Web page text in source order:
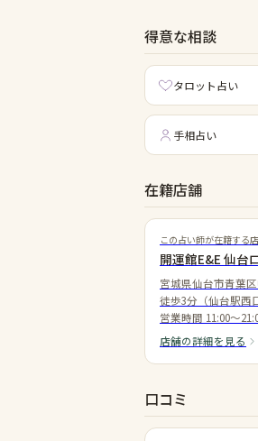
得意な相談
タロット占い
手相占い
在籍店舗
この占い師が在籍する
開運館E&E 仙台
宮城県仙台市青葉
徒歩3分（仙台駅西
営業時間 11:00～
店舗の詳細を見る
口コミ